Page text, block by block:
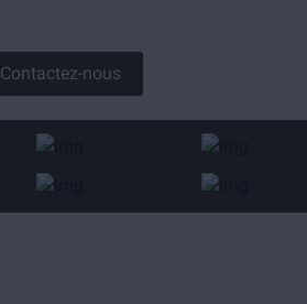
Contactez-nous